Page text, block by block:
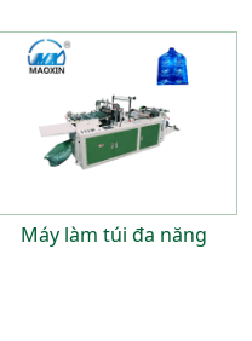
Máy làm túi đa năng